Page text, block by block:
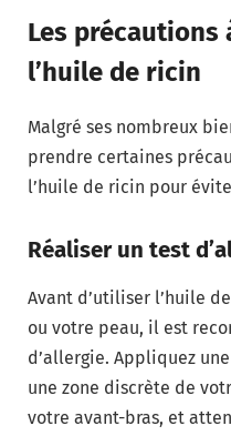
Les précautions
l’huile de ricin
Malgré ses nombreux
prendre certaines
l’huile de ricin pour
Réaliser un test
Avant d’utiliser l’huile
ou votre peau, il est
d’allergie. Appliquez
une zone discrète de
votre avant-bras, et